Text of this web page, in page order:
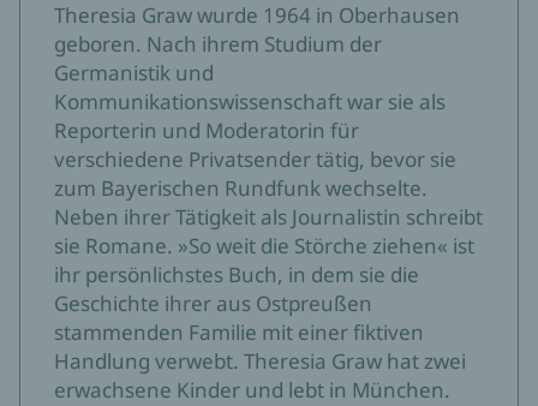
Theresia Graw wurde 1964 in Oberhausen
geboren. Nach ihrem Studium der
Germanistik und
Kommunikationswissenschaft war sie als
Reporterin und Moderatorin für
verschiedene Privatsender tätig, bevor sie
zum Bayerischen Rundfunk wechselte.
Neben ihrer Tätigkeit als Journalistin schreibt
sie Romane. »So weit die Störche ziehen« ist
ihr persönlichstes Buch, in dem sie die
Geschichte ihrer aus Ostpreußen
stammenden Familie mit einer fiktiven
Handlung verwebt. Theresia Graw hat zwei
erwachsene Kinder und lebt in München.